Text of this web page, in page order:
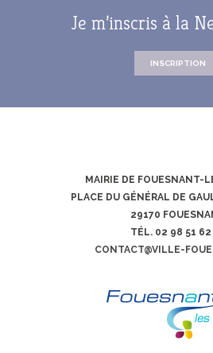
Je m’inscris à la
INSCRIPTION
MAIRIE DE FOUESNANT-
PLACE DU GÉNÉRAL DE
29170
TÉL. 02 98 51
CONTACT@VILLE-